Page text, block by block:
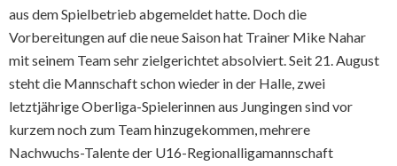
aus dem Spielbetrieb abgemeldet hatte. Doch die
Vorbereitungen auf die neue Saison hat Trainer Mike Nahar
mit seinem Team sehr zielgerichtet absolviert. Seit 21. August
steht die Mannschaft schon wieder in der Halle, zwei
letztjährige Oberliga-Spielerinnen aus Jungingen sind vor
kurzem noch zum Team hinzugekommen, mehrere
Nachwuchs-Talente der U16-Regionalligamannschaft